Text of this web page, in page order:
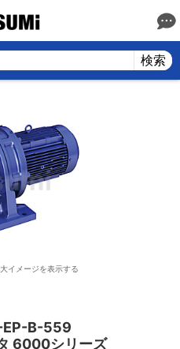
検索
イメージを表示する
EP-B-559
6000シリーズ